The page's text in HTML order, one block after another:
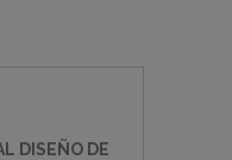
DISEÑO DE